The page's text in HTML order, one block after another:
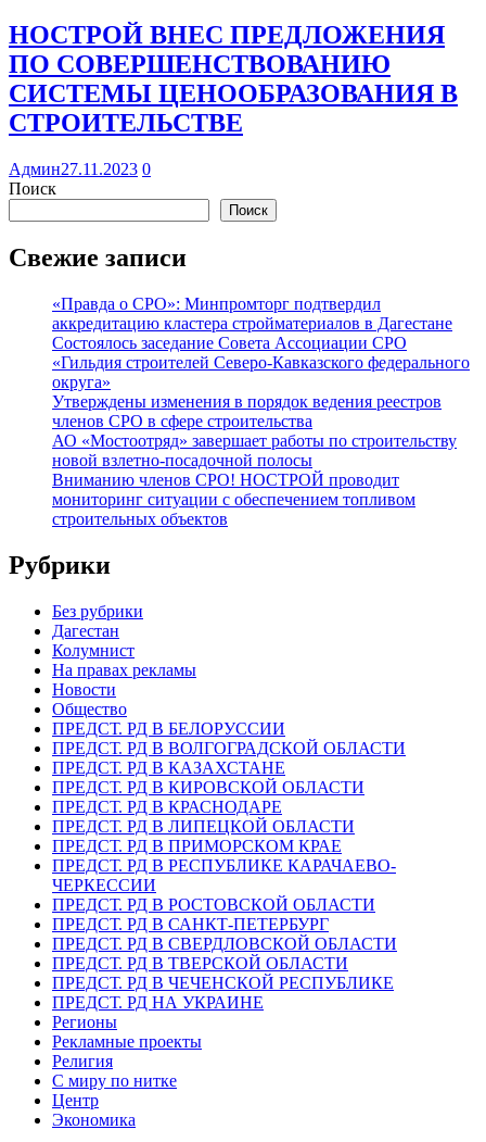
НОСТРОЙ ВНЕС ПРЕДЛОЖЕНИЯ
ПО СОВЕРШЕНСТВОВАНИЮ
СИСТЕМЫ ЦЕНООБРАЗОВАНИЯ В
СТРОИТЕЛЬСТВЕ
Админ27.11.2023 0
Поиск
Поиск
Свежие записи
«Правда о СРО»: Минпромторг подтвердил
аккредитацию кластера стройматериалов в Дагестане
Состоялось заседание Совета Ассоциации СРО
«Гильдия строителей Северо-Кавказского федерального
округа»
Утверждены изменения в порядок ведения реестров
членов СРО в сфере строительства
АО «Мостоотряд» завершает работы по строительству
новой взлетно-посадочной полосы
Вниманию членов СРО! НОСТРОЙ проводит
мониторинг ситуации с обеспечением топливом
строительных объектов
Рубрики
Без рубрики
Дагестан
Колумнист
На правах рекламы
Новости
Общество
ПРЕДСТ. РД В БЕЛОРУССИИ
ПРЕДСТ. РД В ВОЛГОГРАДСКОЙ ОБЛАСТИ
ПРЕДСТ. РД В КАЗАХСТАНЕ
ПРЕДСТ. РД В КИРОВСКОЙ ОБЛАСТИ
ПРЕДСТ. РД В КРАСНОДАРЕ
ПРЕДСТ. РД В ЛИПЕЦКОЙ ОБЛАСТИ
ПРЕДСТ. РД В ПРИМОРСКОМ КРАЕ
ПРЕДСТ. РД В РЕСПУБЛИКЕ КАРАЧАЕВО-
ЧЕРКЕССИИ
ПРЕДСТ. РД В РОСТОВСКОЙ ОБЛАСТИ
ПРЕДСТ. РД В САНКТ-ПЕТЕРБУРГ
ПРЕДСТ. РД В СВЕРДЛОВСКОЙ ОБЛАСТИ
ПРЕДСТ. РД В ТВЕРСКОЙ ОБЛАСТИ
ПРЕДСТ. РД В ЧЕЧЕНСКОЙ РЕСПУБЛИКЕ
ПРЕДСТ. РД НА УКРАИНЕ
Регионы
Рекламные проекты
Религия
С миру по нитке
Центр
Экономика